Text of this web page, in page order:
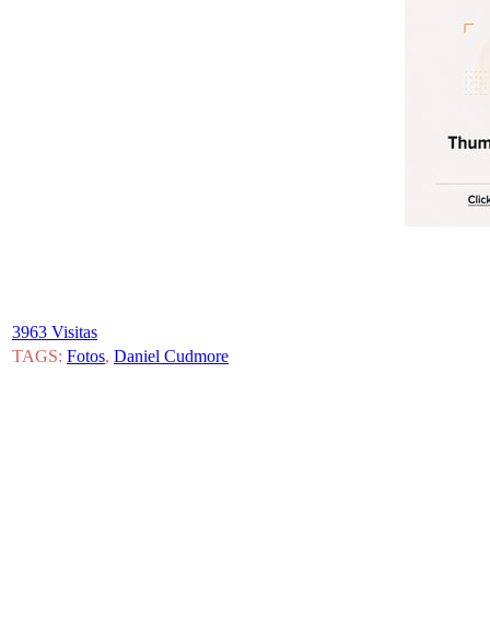
3963 Visitas
TAGS: Fotos, Daniel Cudmore